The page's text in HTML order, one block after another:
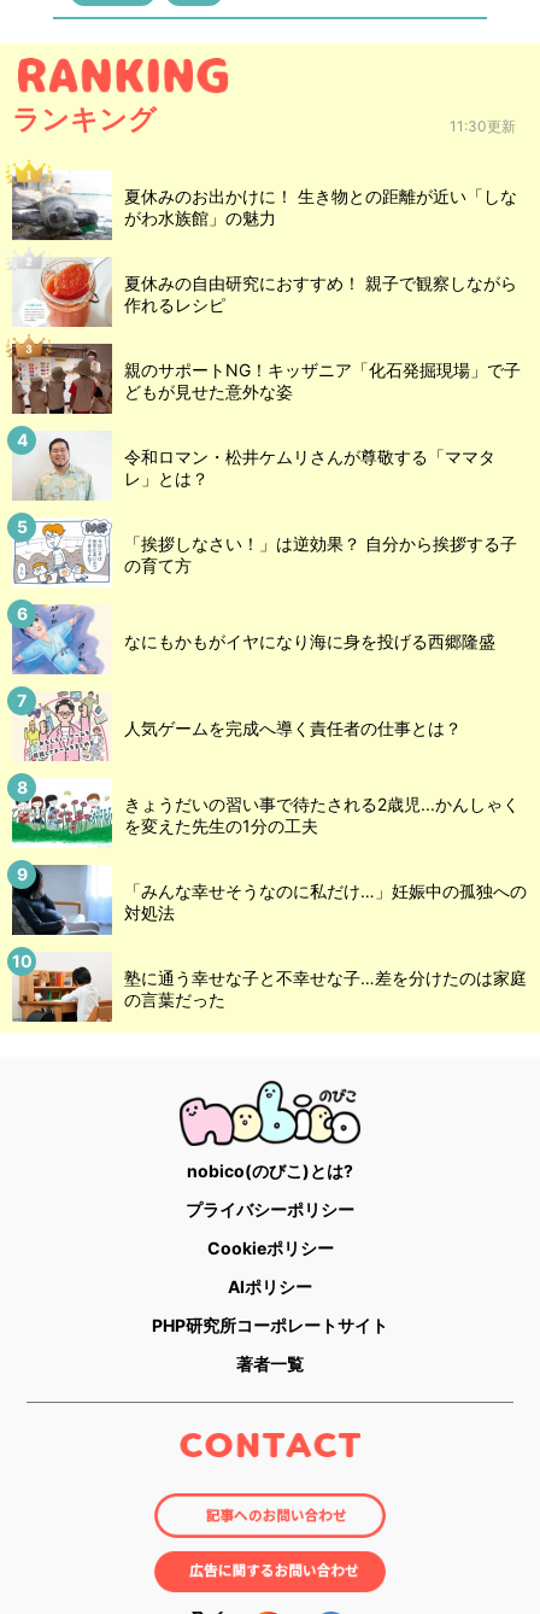
ランキング 11:30更新
夏休みのお出かけに！ 生き物との距離が近い「しな
がわ水族館」の魅力
夏休みの自由研究におすすめ！ 親子で観察しながら
作れるレシピ
親のサポートNG！キッザニア「化石発掘現場」で子
どもが見せた意外な姿
令和ロマン・松井ケムリさんが尊敬する「ママタ
レ」とは？
「挨拶しなさい！」は逆効果？ 自分から挨拶する子
の育て方
なにもかもがイヤになり海に身を投げる西郷隆盛
人気ゲームを完成へ導く責任者の仕事とは？
きょうだいの習い事で待たされる2歳児...かんしゃく
を変えた先生の1分の工夫
「みんな幸せそうなのに私だけ…」妊娠中の孤独への
対処法
塾に通う幸せな子と不幸せな子…差を分けたのは家庭
の言葉だった
nobico(のびこ)とは?
プライバシーポリシー
Cookieポリシー
AIポリシー
PHP研究所コーポレートサイト
著者一覧